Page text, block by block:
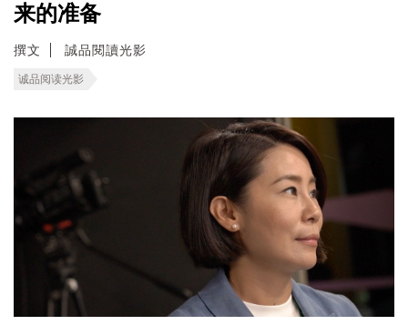
来的准备
撰文 誠品閱讀光影
诚品阅读光影